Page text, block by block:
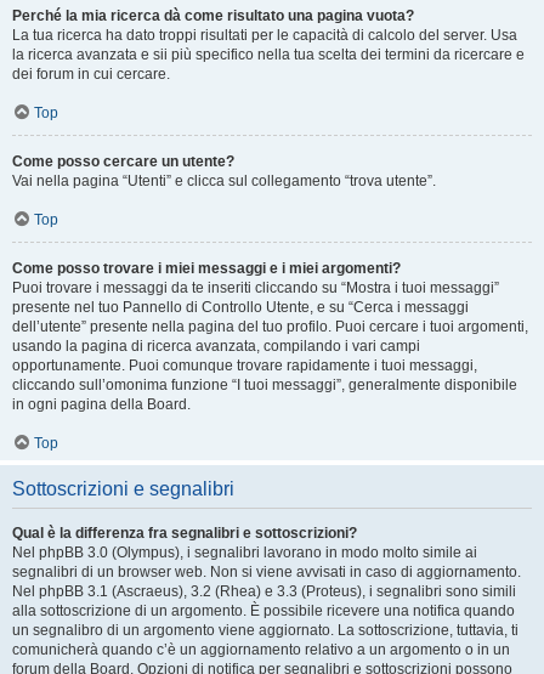
Perché la mia ricerca dà come risultato una pagina vuota?
La tua ricerca ha dato troppi risultati per le capacità di calcolo del server. Usa
la ricerca avanzata e sii più specifico nella tua scelta dei termini da ricercare e
dei forum in cui cercare.
Top
Come posso cercare un utente?
Vai nella pagina “Utenti” e clicca sul collegamento “trova utente”.
Top
Come posso trovare i miei messaggi e i miei argomenti?
Puoi trovare i messaggi da te inseriti cliccando su “Mostra i tuoi messaggi”
presente nel tuo Pannello di Controllo Utente, e su “Cerca i messaggi
dell’utente” presente nella pagina del tuo profilo. Puoi cercare i tuoi argomenti,
usando la pagina di ricerca avanzata, compilando i vari campi
opportunamente. Puoi comunque trovare rapidamente i tuoi messaggi,
cliccando sull’omonima funzione “I tuoi messaggi”, generalmente disponibile
in ogni pagina della Board.
Top
Sottoscrizioni e segnalibri
Qual è la differenza fra segnalibri e sottoscrizioni?
Nel phpBB 3.0 (Olympus), i segnalibri lavorano in modo molto simile ai
segnalibri di un browser web. Non si viene avvisati in caso di aggiornamento.
Nel phpBB 3.1 (Ascraeus), 3.2 (Rhea) e 3.3 (Proteus), i segnalibri sono simili
alla sottoscrizione di un argomento. È possibile ricevere una notifica quando
un segnalibro di un argomento viene aggiornato. La sottoscrizione, tuttavia, ti
comunicherà quando c’è un aggiornamento relativo a un argomento o in un
forum della Board. Opzioni di notifica per segnalibri e sottoscrizioni possono